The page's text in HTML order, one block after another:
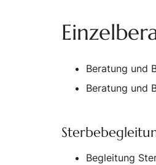
Beratung und
Beratung und
Begleitung